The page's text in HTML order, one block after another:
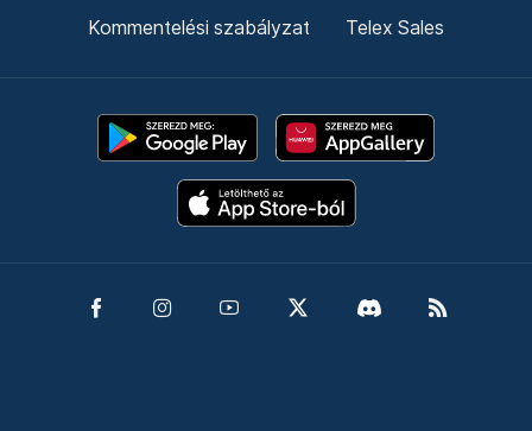
Kommentelési szabályzat Telex Sales